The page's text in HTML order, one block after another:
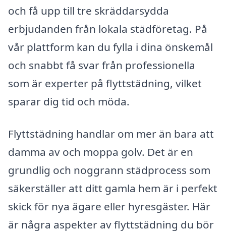
och få upp till tre skräddarsydda
erbjudanden från lokala städföretag. På
vår plattform kan du fylla i dina önskemål
och snabbt få svar från professionella
som är experter på flyttstädning, vilket
sparar dig tid och möda.
Flyttstädning handlar om mer än bara att
damma av och moppa golv. Det är en
grundlig och noggrann städprocess som
säkerställer att ditt gamla hem är i perfekt
skick för nya ägare eller hyresgäster. Här
är några aspekter av flyttstädning du bör